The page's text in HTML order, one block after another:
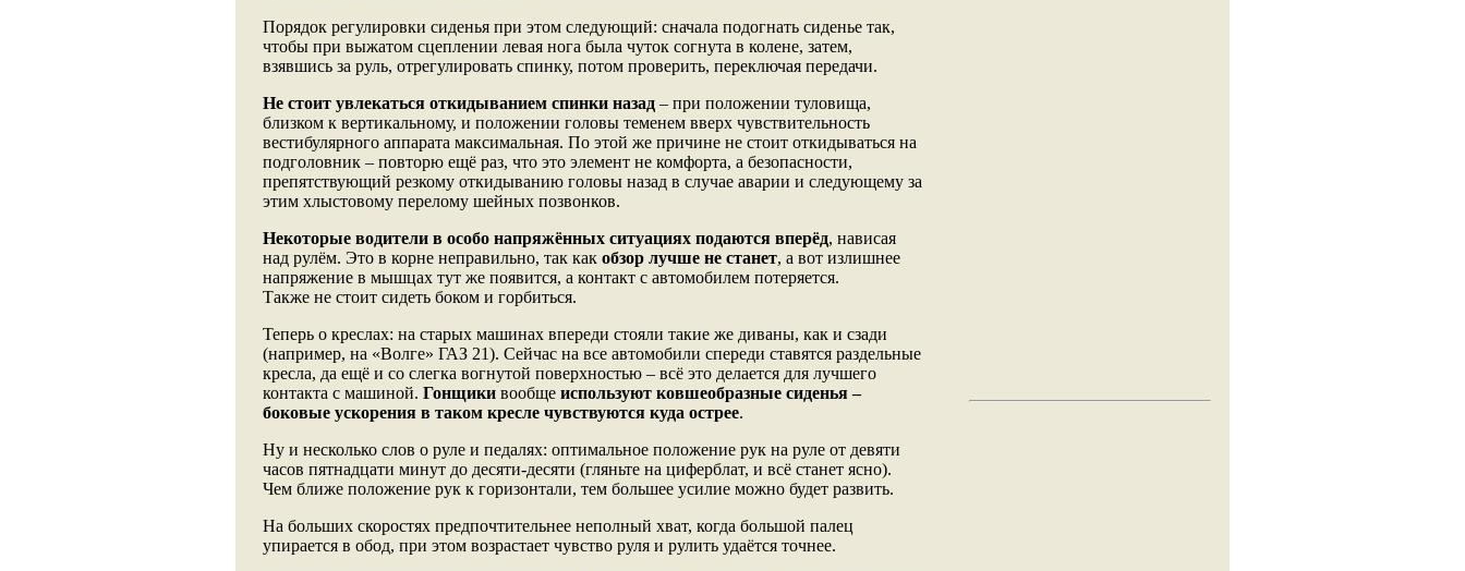
Порядок регулировки сиденья при этом следующий: сначала подогнать сиденье так,
чтобы при выжатом сцеплении левая нога была чуток согнута в колене, затем,
взявшись за руль, отрегулировать спинку, потом проверить, переключая передачи.
Не стоит увлекаться откидыванием спинки назад – при положении туловища,
близком к вертикальному, и положении головы теменем вверх чувствительность
вестибулярного аппарата максимальная. По этой же причине не стоит откидываться на
подголовник – повторю ещё раз, что это элемент не комфорта, а безопасности,
препятствующий резкому откидыванию головы назад в случае аварии и следующему за
этим хлыстовому перелому шейных позвонков.
Некоторые водители в особо напряжённых ситуациях подаются вперёд, нависая
над рулём. Это в корне неправильно, так как обзор лучше не станет, а вот излишнее
напряжение в мышцах тут же появится, а контакт с автомобилем потеряется.
Также не стоит сидеть боком и горбиться.
Теперь о креслах: на старых машинах впереди стояли такие же диваны, как и сзади
(например, на «Волге» ГАЗ 21). Сейчас на все автомобили спереди ставятся раздельные
кресла, да ещё и со слегка вогнутой поверхностью – всё это делается для лучшего
контакта с машиной. Гонщики вообще используют ковшеобразные сиденья –
боковые ускорения в таком кресле чувствуются куда острее.
Ну и несколько слов о руле и педалях: оптимальное положение рук на руле от девяти
часов пятнадцати минут до десяти-десяти (гляньте на циферблат, и всё станет ясно).
Чем ближе положение рук к горизонтали, тем большее усилие можно будет развить.
На больших скоростях предпочтительнее неполный хват, когда большой палец
упирается в обод, при этом возрастает чувство руля и рулить удаётся точнее.